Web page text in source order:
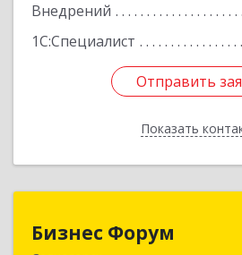
Внедрений
1С:Специалист
Отправить
Показать
Отправить
Назад
Бизнес Форум